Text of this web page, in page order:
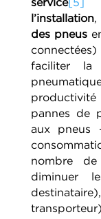
l’installation,
des pneus
faciliter la
pannes de
aux pneus
nombre
diminuer